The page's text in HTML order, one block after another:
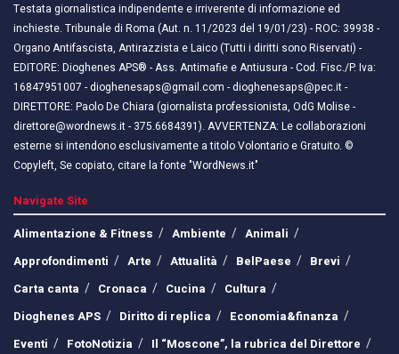
Testata giornalistica indipendente e irriverente di informazione ed
inchieste. Tribunale di Roma (Aut. n. 11/2023 del 19/01/23) - ROC: 39938 -
Organo Antifascista, Antirazzista e Laico (Tutti i diritti sono Riservati) -
EDITORE: Dioghenes APS® - Ass. Antimafie e Antiusura - Cod. Fisc./P. Iva:
16847951007 - dioghenesaps@gmail.com - dioghenesaps@pec.it - ​​
DIRETTORE: Paolo De Chiara (giornalista professionista, OdG Molise -
direttore@wordnews.it - ​​375.6684391). AVVERTENZA: Le collaborazioni
esterne si intendono esclusivamente a titolo Volontario e Gratuito. ©
Copyleft, Se copiato, citare la fonte "WordNews.it"
Navigate Site
Alimentazione & Fitness
Ambiente
Animali
Approfondimenti
Arte Attualità BelPaese
Brevi
Carta canta
Cronaca Cucina
Cultura
Dioghenes APS
Diritto di replica
Economia&finanza
Eventi
FotoNotizia
Il “Moscone”, la rubrica del Direttore